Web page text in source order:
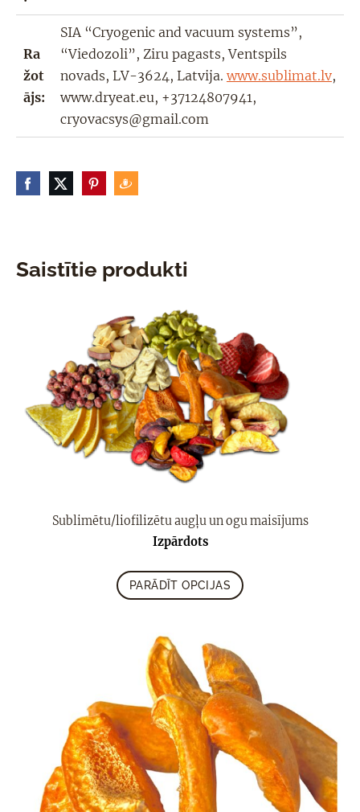
Ra
žot
ājs:
SIA “Cryogenic and vacuum systems”,
“Viedozoli”, Ziru pagasts, Ventspils
novads, LV-3624, Latvija. www.sublimat.lv,
www.dryeat.eu, +37124807941,
cryovacsys@gmail.com
Saistītie produkti
Sublimētu/liofilizētu augļu un ogu maisījums
Izpārdots
PARĀDĪT OPCIJAS